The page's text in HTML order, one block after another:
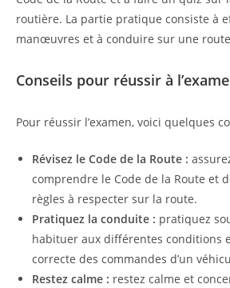
routière. La partie pratique consiste à
manœuvres et à conduire sur une
Conseils pour réussir à
Pour réussir l’examen, voici quelques
Révisez le Code de la Route :
comprendre le Code de la Route et
règles à respecter sur la route.
Pratiquez la conduite : pratiquez
habituer aux différentes conditions
correcte des commandes d’un
Restez calme : restez calme et